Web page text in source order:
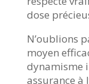
dose
N’oublions
moyen
dynamisme
assurance à